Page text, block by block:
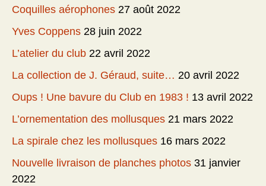
Coquilles aérophones 27 août 2022
Yves Coppens 28 juin 2022
L’atelier du club 22 avril 2022
La collection de J. Géraud, suite… 20 avril 2022
Oups ! Une bavure du Club en 1983 ! 13 avril 2022
L’ornementation des mollusques 21 mars 2022
La spirale chez les mollusques 16 mars 2022
Nouvelle livraison de planches photos 31 janvier
2022